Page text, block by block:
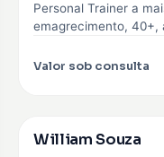
Personal Trainer a
emagrecimento, 40+,
Valor sob consulta
William Souza